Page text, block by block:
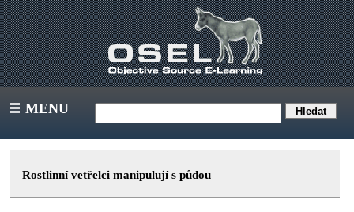
III MENU
Rostlinní vetřelci manipulují s půdou